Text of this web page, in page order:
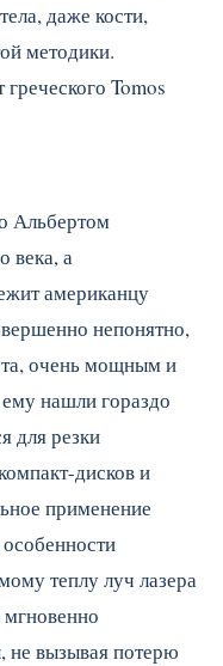
даже кости,
методики.
Tomos
Альбертом
века, а
американцу
непонятно,
очень мощным и
нашли гораздо
для резки
дисков и
применение
теплу луч лазера
мгновенно
не вызывая потерю